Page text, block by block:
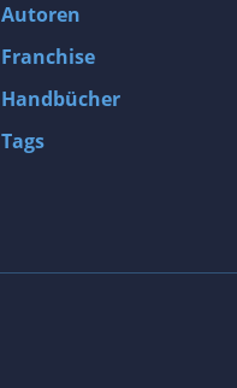
Autoren
Franchise
Handbücher
Tags